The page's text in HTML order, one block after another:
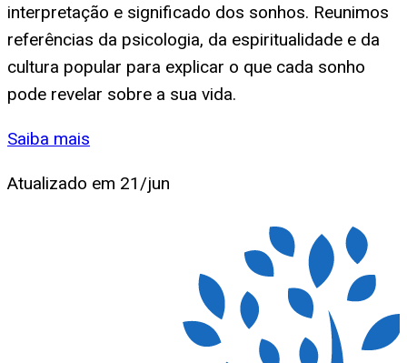
interpretação e significado dos sonhos. Reunimos
referências da psicologia, da espiritualidade e da
cultura popular para explicar o que cada sonho
pode revelar sobre a sua vida.
Saiba mais
Atualizado em 21/jun